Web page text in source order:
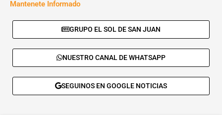
Mantenete Informado
GRUPO EL SOL DE SAN JUAN
NUESTRO CANAL DE WHATSAPP
SEGUINOS EN GOOGLE NOTICIAS